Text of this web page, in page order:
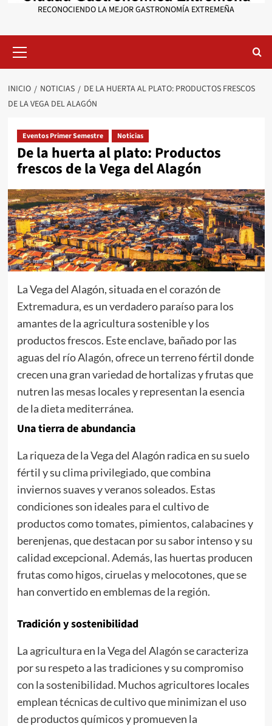
RECONOCIENDO LA MEJOR GASTRONOMÍA EXTREMEÑA
primario
INICIO NOTICIAS
DE LA HUERTA AL PLATO: PRODUCTOS FRESCOS
DE LA VEGA DEL ALAGÓN
Eventos Primer Semestre Noticias
De la huerta al plato: Productos
frescos de la Vega del Alagón
La Vega del Alagón, situada en el corazón de
Extremadura, es un verdadero paraíso para los
amantes de la agricultura sostenible y los
productos frescos. Este enclave, bañado por las
aguas del río Alagón, ofrece un terreno fértil donde
crecen una gran variedad de hortalizas y frutas que
nutren las mesas locales y representan la esencia
de la dieta mediterránea.
Una tierra de abundancia
La riqueza de la Vega del Alagón radica en su suelo
fértil y su clima privilegiado, que combina
inviernos suaves y veranos soleados. Estas
condiciones son ideales para el cultivo de
productos como tomates, pimientos, calabacines y
berenjenas, que destacan por su sabor intenso y su
calidad excepcional. Además, las huertas producen
frutas como higos, ciruelas y melocotones, que se
han convertido en emblemas de la región.
Tradición y sostenibilidad
La agricultura en la Vega del Alagón se caracteriza
por su respeto a las tradiciones y su compromiso
con la sostenibilidad. Muchos agricultores locales
emplean técnicas de cultivo que minimizan el uso
de productos químicos y promueven la